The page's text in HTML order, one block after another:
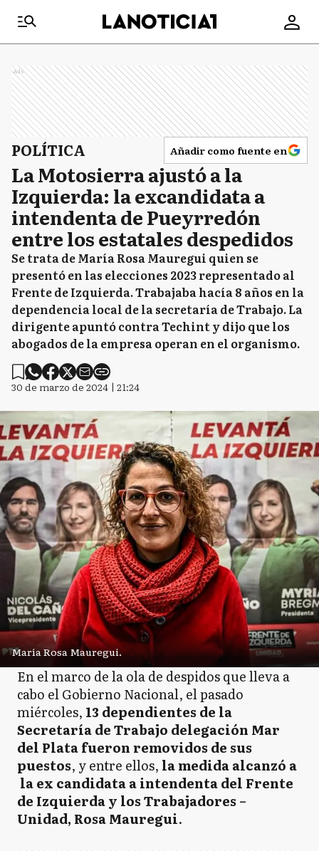
Ads
POLÍTICA Añadir como fuente en
La Motosierra ajustó a la
Izquierda: la excandidata a
intendenta de Pueyrredón
entre los estatales despedidos
Se trata de María Rosa Mauregui quien se
presentó en las elecciones 2023 representado al
Frente de Izquierda. Trabajaba hacía 8 años en la
dependencia local de la secretaría de Trabajo. La
dirigente apuntó contra Techint y dijo que los
abogados de la empresa operan en el organismo.
30 de marzo de 2024 | 21:24
María Rosa Mauregui.
En el marco de la ola de despidos que lleva a
cabo el Gobierno Nacional, el pasado
miércoles, 13 dependientes de la
Secretaría de Trabajo delegación Mar
del Plata fueron removidos de sus
puestos, y entre ellos, la medida alcanzó a
la ex candidata a intendenta del Frente
de Izquierda y los Trabajadores –
Unidad, Rosa Mauregui.